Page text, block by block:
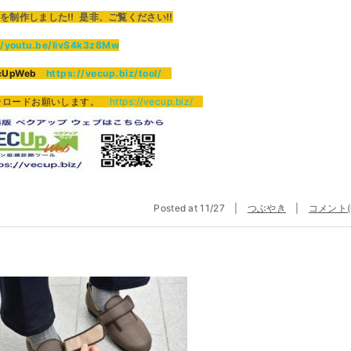
作しました!! 是非、ご覧ください!!
IivS4k3z8Mw
https://vecup.biz/tool/
ードお願いします。 https://vecup.biz/
Posted at 11/27 | つぶやき コメント